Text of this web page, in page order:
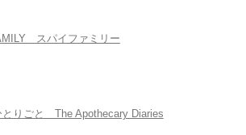
スパイファミリー
とりごと The Apothecary Diaries